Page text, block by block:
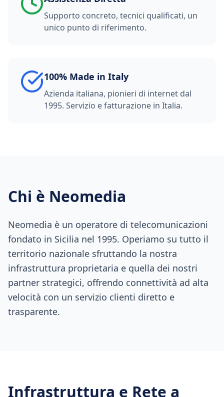
Supporto concreto, tecnici qualificati, un
unico punto di riferimento.
100% Made in Italy
Azienda italiana, pionieri di internet dal
1995. Servizio e fatturazione in Italia.
Chi è Neomedia
Neomedia è un operatore di telecomunicazioni
fondato in Sicilia nel 1995. Operiamo su tutto il
territorio nazionale sfruttando la nostra
infrastruttura proprietaria e quella dei nostri
partner strategici, offrendo connettività ad alta
velocità con un servizio clienti diretto e
trasparente.
Infrastruttura e Rete a